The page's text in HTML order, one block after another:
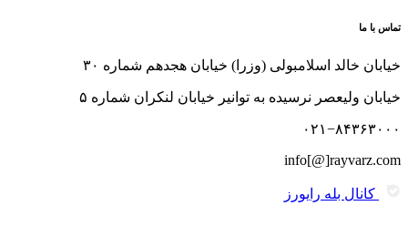
تماس با ما
خیابان خالد اسلامبولی (وزرا) خیابان هجدهم شماره ۳۰
خیابان ولیعصر نرسیده به توانیر خیابان لنکران شماره ۵
۰۲۱−۸۴۳۶۳۰۰۰
info[@]rayvarz.com
کانال بله رایورز